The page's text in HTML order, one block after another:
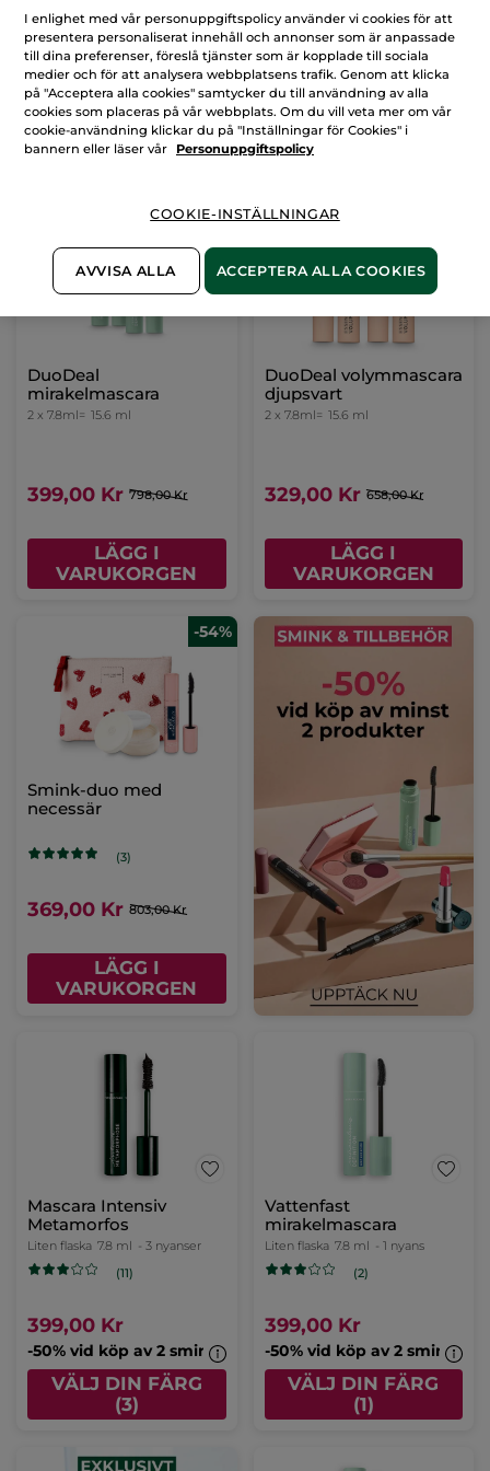
DuoDeal
mirakelmascara
2 x 7.8ml= 15.6 ml
399,00 Kr 798,00 Kr
LÄGG I
VARUKORGEN
DuoDeal volymmascara
djupsvart
2 x 7.8ml= 15.6 ml
329,00 Kr 658,00 Kr
LÄGG I
VARUKORGEN
-54%
Smink-duo med
necessär
(3)
369,00 Kr 803,00 Kr
LÄGG I
VARUKORGEN
Mascara Intensiv
Metamorfos
Liten flaska 7.8 ml - 3 nyanser
(11)
399,00 Kr
-50% vid köp av 2 sminkprodukter
VÄLJ DIN FÄRG
(3)
Vattenfast
mirakelmascara
Liten flaska 7.8 ml - 1 nyans
(2)
399,00 Kr
-50% vid köp av 2
VÄLJ DIN FÄRG
(1)
I enlighet med vår personuppgiftspolicy använder vi cookies för att
presentera personaliserat innehåll och annonser som är anpassade
till dina preferenser, föreslå tjänster som är kopplade till sociala
medier och för att analysera webbplatsens trafik. Genom att klicka
på "Acceptera alla cookies" samtycker du till användning av alla
cookies som placeras på vår webbplats. Om du vill veta mer om vår
cookie-användning klickar du på "Inställningar för Cookies" i
bannern eller läser vår
Personuppgiftspolicy
COOKIE-INSTÄLLNINGAR
AVVISA ALLA ACCEPTERA ALLA COOKIES